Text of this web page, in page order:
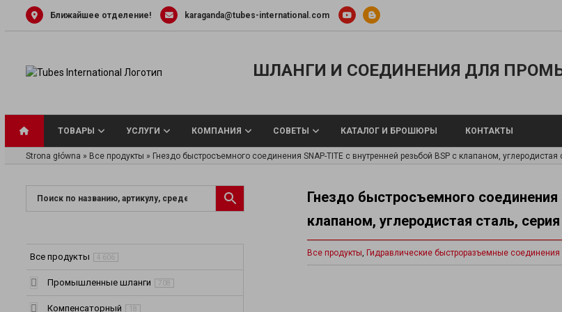
Ближайшее отделение! karaganda@tubes-international.com
ШЛАНГИ И СОЕДИНЕНИЯ ДЛЯ
ТОВАРЫ
Универсальные шланги
Шланги и трубопроводы для охлаждающей
Металлические
Силиконовые шланги
Шланги для
УСЛУГИ КОМПАНИЯ СОВЕТЫ КАТАЛОГ И БРОШЮРЫ КОНТАКТЫ
Strona główna » Все продукты » Гнездо быстросъемного соединения SNAP-TITE с внутренней резьбой BSP с клапаном, углеродистая
Гнездо быстросъемного соединения
клапаном, углеродистая сталь, серия
Все продукты, Гидравлические быстроразъемные соединения
Все продукты 4 606
Промышленные шланги 708
Компенсаторный 18